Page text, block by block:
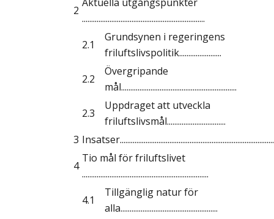
2
...................................................................
2.1
Grundsynen i regeringens
friluftslivspolitik.......................
2.2
Övergripande
mål...............................................................
2.3
Uppdraget att utveckla
friluftslivsmål................................
3
4
Tio mål för friluftslivet
.....................................................................
4.1
Tillgänglig natur för
alla.....................................................